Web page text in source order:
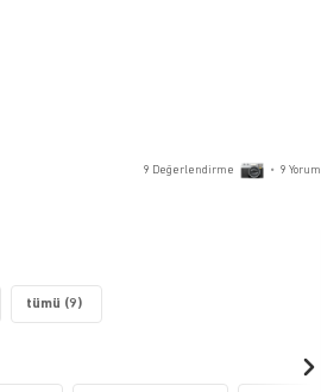
9 Değerlendirme • 9 Yorum
tümü (9)